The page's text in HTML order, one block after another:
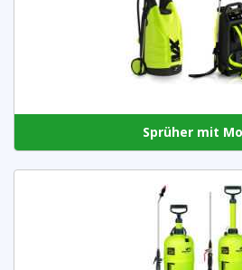
Sprüher mit